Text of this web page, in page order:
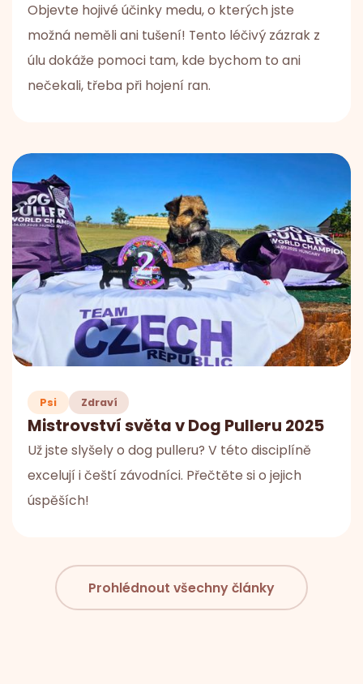
Objevte hojivé účinky medu, o kterých jste
možná neměli ani tušení! Tento léčivý zázrak z
úlu dokáže pomoci tam, kde bychom to ani
nečekali, třeba při hojení ran.
Psi Zdraví
Mistrovství světa v Dog Pulleru 2025
Už jste slyšely o dog pulleru? V této disciplíně
excelují i čeští závodníci. Přečtěte si o jejich
úspěších!
Prohlédnout všechny články